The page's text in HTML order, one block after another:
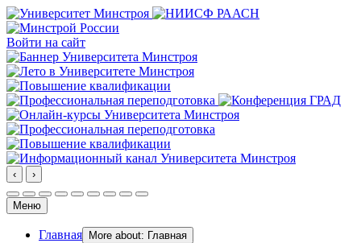
Войти на сайт
‹ ›
Меню
Главная More about: Главная